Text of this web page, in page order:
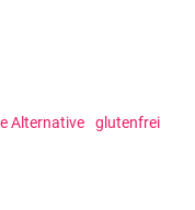
Alternative
glutenfrei